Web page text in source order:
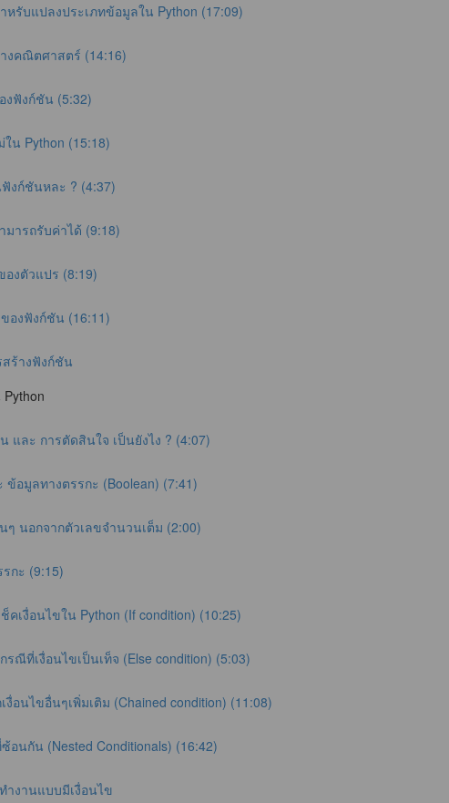
รับแปลงประเภทข้อมูลใน Python (17:09)
งคณิตศาสตร์ (14:16)
งฟังก์ชัน (5:32)
น Python (15:18)
งก์ชันหละ ? (4:37)
มารถรับค่าได้ (9:18)
องตัวแปร (8:19)
องฟังก์ชัน (16:11)
ร้างฟังก์ชัน
และ การตัดสินใจ เป็นยังไง ? (4:07)
ข้อมูลทางตรรกะ (Boolean) (7:41)
ๆ นอกจากตัวเลขจำนวนเต็ม (2:00)
กะ (9:15)
คเงื่อนไขใน Python (If condition) (10:25)
รณีที่เงื่อนไขเป็นเท็จ (Else condition) (5:03)
งื่อนไขอื่นๆเพิ่มเติม (Chained condition) (11:08)
อนกัน (Nested Conditionals) (16:42)
ำงานแบบมีเงื่อนไข